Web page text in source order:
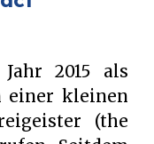
2015 als
einer kleinen
(the